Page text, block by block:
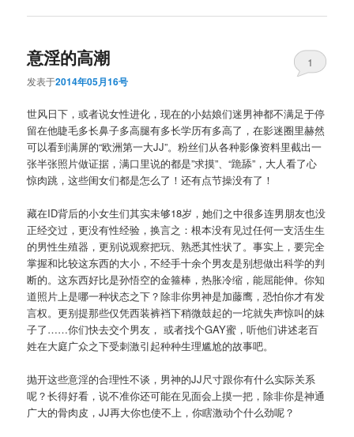
意淫的高潮
发表于2014年05月16号
1
世风日下，或者说女性进化，现在的小姑娘们迷男神都不满足于停
留在他睫毛多长鼻子多高腿有多长学历有多高了，在影迷圈里赫然
可以看到满屏的“欧洲第一大JJ”。粉丝们从各种影像资料里截出一
张半张照片做证据，满口里说的都是”求摸”、“跪舔”，大人看了心
惊肉跳，这些闺女们都是怎么了！还有点节操没有了！
藏在ID背后的小女生们其实未够18岁，她们之中很多连男朋友也没
正经交过，更没有性经验，换言之：根本没有见过任何一支活生生
的男性生殖器，更别说观察把玩、熟悉其性状了。事实上，要完全
掌握和比较这东西的大小，不经手十余个男友是别想做出科学的判
断的。这东西好比是孙悟空的金箍棒，热胀冷缩，能屈能伸。你知
道照片上是哪一种状态之下？除非你男神是加藤鹰，恐怕你才有发
言权。更别提那些仅凭西装裤裆下稍微鼓起的一坨就失声惊叫的妹
子了……你们快去交个男友， 或者找个GAY蜜，听他们讲述老百
姓在大庭广众之下受刺激引起种种生理尴尬的故事吧。
抛开这些意淫的合理性不谈，男神的JJ尺寸跟你有什么实际关系
呢？长得好看，说不准你还可能在见面会上摸一把，除非你是神通
广大的骨肉皮，JJ再大你也使不上，你瞎激动个什么劲呢？